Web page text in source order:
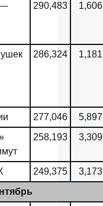
—
290,483
286,324
277,046
258,193
249,375